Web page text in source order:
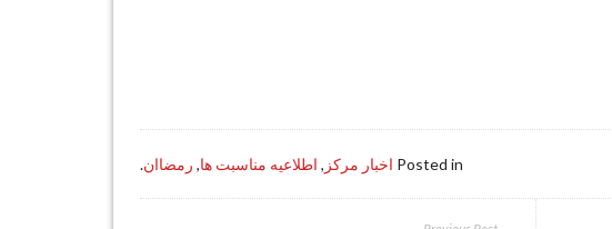
Posted in اخبار مرکز , اطلاعیه مناسبت ها, رمضاان.